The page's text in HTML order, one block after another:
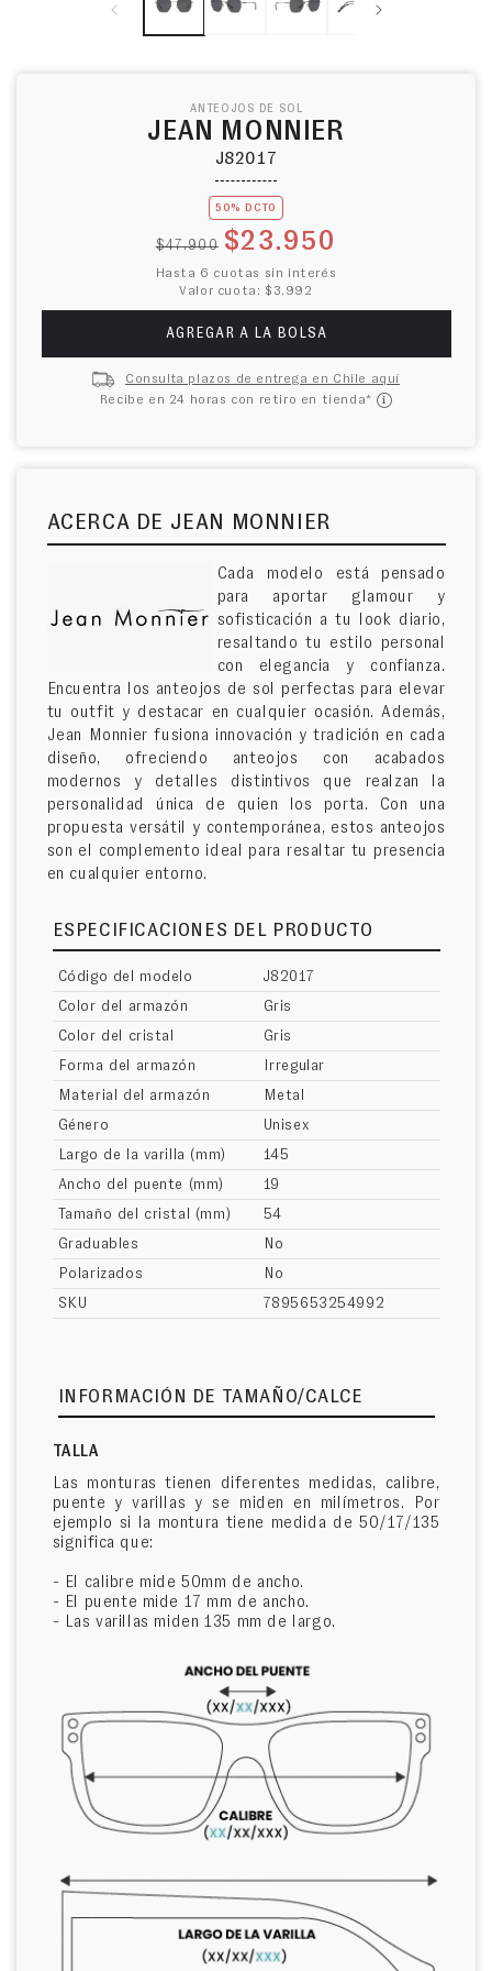
ANTEOJOS DE SOL
JEAN MONNIER
J82017
50% DCTO
Precio habitual
$47.900 $23.950
Hasta 6 cuotas sin interés
Valor cuota: $3.992
AGREGAR A LA BOLSA
Consulta plazos de entrega en Chile aquí
Recibe en 24 horas con retiro en tienda*
ACERCA DE JEAN MONNIER
Cada modelo está pensado
para aportar glamour y
sofisticación a tu look diario,
resaltando tu estilo personal
con elegancia y confianza.
Encuentra los anteojos de sol perfectas para elevar
tu outfit y destacar en cualquier ocasión. Además,
Jean Monnier fusiona innovación y tradición en cada
diseño, ofreciendo anteojos con acabados
modernos y detalles distintivos que realzan la
personalidad única de quien los porta. Con una
propuesta versátil y contemporánea, estos anteojos
son el complemento ideal para resaltar tu presencia
en cualquier entorno.
ESPECIFICACIONES DEL PRODUCTO
Código del modelo
J82017
Color del armazón
Gris
Color del cristal
Gris
Forma del armazón
Irregular
Material del armazón
Metal
Género
Unisex
Largo de la varilla (mm)
145
Ancho del puente (mm)
19
Tamaño del cristal (mm)
54
Graduables
No
Polarizados
No
SKU
7895653254992
INFORMACIÓN DE TAMAÑO/CALCE
TALLA
Las monturas tienen diferentes medidas, calibre,
puente y varillas y se miden en milímetros. Por
ejemplo si la montura tiene medida de 50/17/135
significa que:
- El calibre mide 50mm de ancho.
- El puente mide 17 mm de ancho.
- Las varillas miden 135 mm de largo.